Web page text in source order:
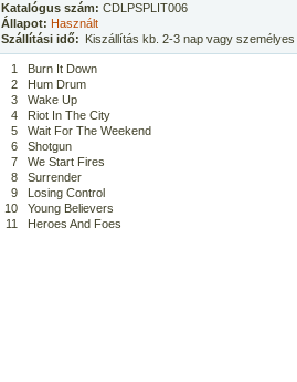
Katalógus szám: CDLPSPLIT006
Állapot: Használt
Szállítási idő: Kiszállítás kb. 2-3 nap vagy
1
Burn It Down
2
Hum Drum
3
Wake Up
4
Riot In The City
5
Wait For The Weekend
6
Shotgun
7
We Start Fires
8
Surrender
9
Losing Control
10
Young Believers
11
Heroes And Foes